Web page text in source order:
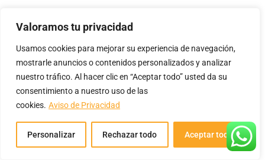
Valoramos tu privacidad
Usamos cookies para mejorar su experiencia de navegación,
mostrarle anuncios o contenidos personalizados y analizar
nuestro tráfico. Al hacer clic en “Aceptar todo” usted da su
consentimiento a nuestro uso de las
cookies. Aviso de Privacidad
Personalizar Rechazar todo Aceptar todo